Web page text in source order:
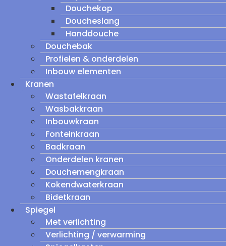
Douchekop
Doucheslang
Handdouche
Douchebak
Profielen & onderdelen
Inbouw elementen
Kranen
Wastafelkraan
Wasbakkraan
Inbouwkraan
Fonteinkraan
Badkraan
Onderdelen kranen
Douchemengkraan
Kokendwaterkraan
Bidetkraan
Spiegel
Met verlichting
Verlichting / verwarming